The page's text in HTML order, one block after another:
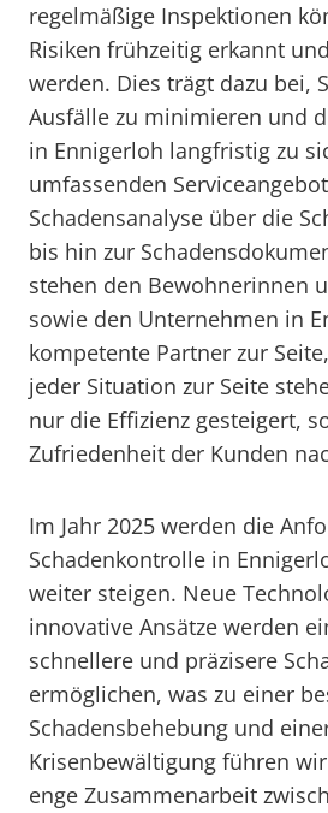
regelmäßige Inspektionen
Risiken frühzeitig erkannt
werden. Dies trägt dazu bei,
Ausfälle zu minimieren und
in Ennigerloh langfristig zu
umfassenden
Schadensanalyse über die
bis hin zur
stehen den Bewohnerinnen
sowie den Unternehmen in
kompetente Partner zur
jeder Situation zur Seite
nur die Effizienz gesteigert,
Zufriedenheit der Kunden
Im Jahr 2025 werden die
Schadenkontrolle in
weiter steigen. Neue
innovative Ansätze werden
schnellere und präzisere
ermöglichen, was zu einer
Schadensbehebung und
Krisenbewältigung führen
enge Zusammenarbeit